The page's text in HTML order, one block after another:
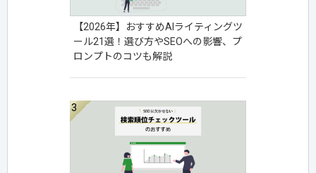
【2026年】おすすめAIライティングツ
ール21選！選び方やSEOへの影響、プ
ロンプトのコツも解説